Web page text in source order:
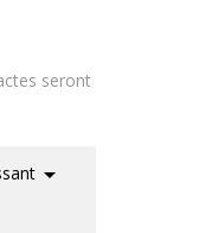
seront
